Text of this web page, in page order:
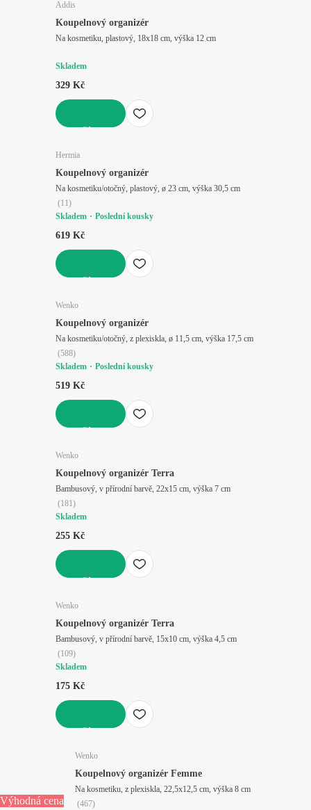
Addis
Koupelnový organizér
Na kosmetiku, plastový, 18x18 cm, výška 12 cm
Skladem
329 Kč
Hermia
Koupelnový organizér
Na kosmetiku/otočný, plastový, ø 23 cm, výška 30,5 cm
(11)
Skladem
Poslední kousky
619 Kč
Wenko
Koupelnový organizér
Na kosmetiku/otočný, z plexiskla, ø 11,5 cm, výška 17,5 cm
(588)
Skladem
Poslední kousky
519 Kč
Wenko
Koupelnový organizér Terra
Bambusový, v přírodní barvě, 22x15 cm, výška 7 cm
(181)
Skladem
255 Kč
Wenko
Koupelnový organizér Terra
Bambusový, v přírodní barvě, 15x10 cm, výška 4,5 cm
(109)
Skladem
175 Kč
Výhodná cena
Wenko
Koupelnový organizér Femme
Na kosmetiku, z plexiskla, 22,5x12,5 cm, výška 8 cm
(467)